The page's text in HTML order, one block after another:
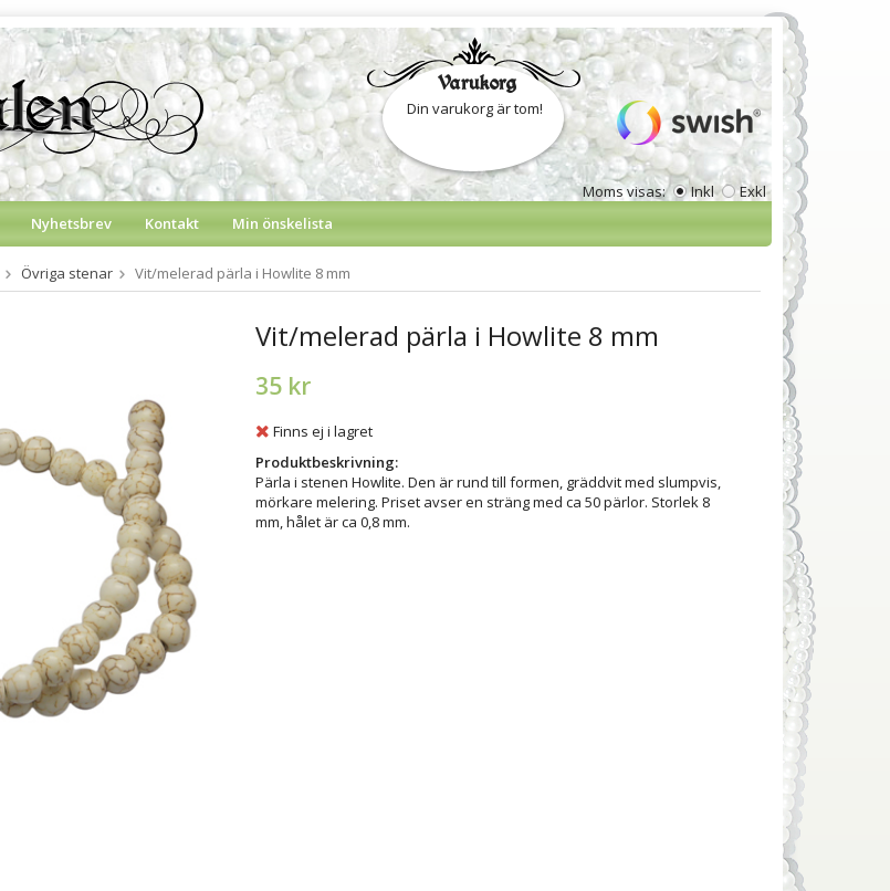
Moms visas: Inkl Exkl
Varukorg
Din varukorg är tom!
Nyhetsbrev Kontakt Min önskelista
Övriga stenar Vit/melerad pärla i Howlite 8 mm
Vit/melerad pärla i Howlite 8 mm
35 kr
Finns ej i lagret
Produktbeskrivning:
Pärla i stenen Howlite. Den är rund till formen, gräddvit med slumpvis,
mörkare melering. Priset avser en sträng med ca 50 pärlor. Storlek 8
mm, hålet är ca 0,8 mm.